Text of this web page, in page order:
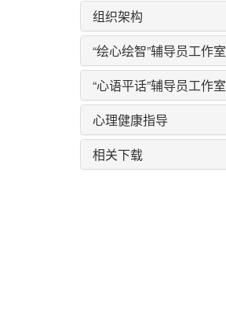
组织架构
“绘心绘智”辅导员工作室
“心语平话”辅导员工作室
心理健康指导
相关下载